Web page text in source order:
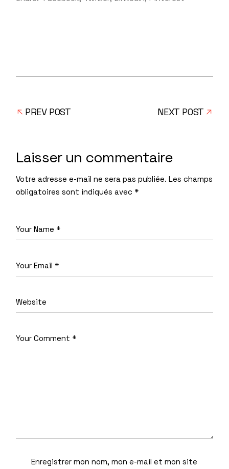
PREV POST NEXT POST
Laisser un commentaire
Votre adresse e-mail ne sera pas publiée. Les champs
obligatoires sont indiqués avec *
Enregistrer mon nom, mon e-mail et mon site